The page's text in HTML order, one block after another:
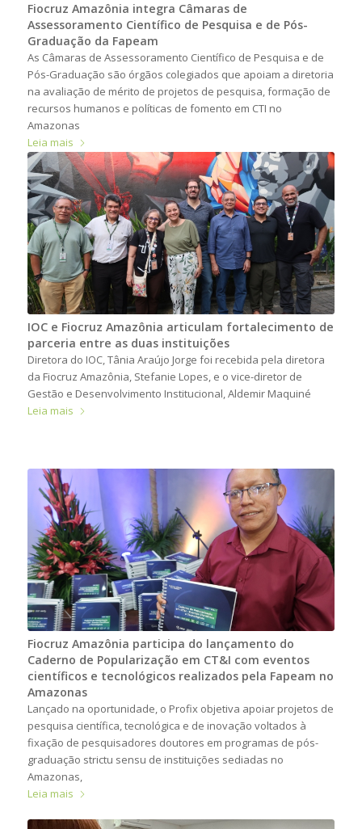
Fiocruz Amazônia integra Câmaras de
Assessoramento Científico de Pesquisa e de Pós-
Graduação da Fapeam
As Câmaras de Assessoramento Científico de Pesquisa e de
Pós-Graduação são órgãos colegiados que apoiam a diretoria
na avaliação de mérito de projetos de pesquisa, formação de
recursos humanos e políticas de fomento em CTI no
Amazonas
Leia mais
IOC e Fiocruz Amazônia articulam fortalecimento de
parceria entre as duas instituições
Diretora do IOC, Tânia Araújo Jorge foi recebida pela diretora
da Fiocruz Amazônia, Stefanie Lopes, e o vice-diretor de
Gestão e Desenvolvimento Institucional, Aldemir Maquiné
Leia mais
Fiocruz Amazônia participa do lançamento do
Caderno de Popularização em CT&I com eventos
científicos e tecnológicos realizados pela Fapeam no
Amazonas
Lançado na oportunidade, o Profix objetiva apoiar projetos de
pesquisa científica, tecnológica e de inovação voltados à
fixação de pesquisadores doutores em programas de pós-
graduação strictu sensu de instituições sediadas no
Amazonas,
Leia mais